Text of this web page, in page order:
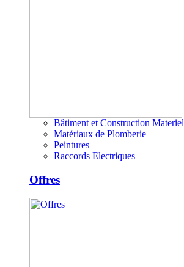
Bâtiment et Construction Materiel
Matériaux de Plomberie
Peintures
Raccords Electriques
Offres